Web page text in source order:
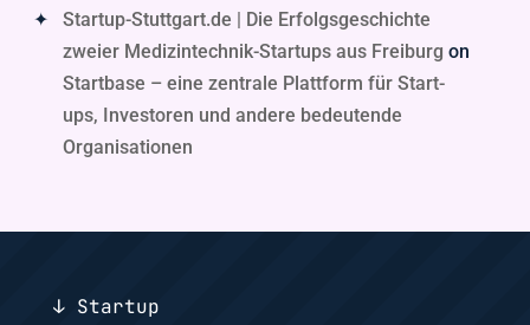
Startup-Stuttgart.de | Die Erfolgsgeschichte
zweier Medizintechnik-Startups aus Freiburg on
Startbase – eine zentrale Plattform für Start-
ups, Investoren und andere bedeutende
Organisationen
↓ Startup